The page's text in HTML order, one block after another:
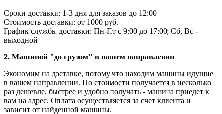
Сроки доставки: 1-3 дня для заказов до 12:00
Стоимость доставки: от 1000 руб.
График службы доставки: Пн-Пт с 9:00 до 17:00; Сб, Вс -
выходной
2. Машиной "до грузом" в вашем направлении
Экономим на доставке, потому что находим машины идущие
в вашем направлении. По стоимости получается в несколько
раз дешевле, быстрее и удобно получать - машина приедет к
вам на адрес. Оплата осуществляется за счет клиента и
зависит от найденной машины.